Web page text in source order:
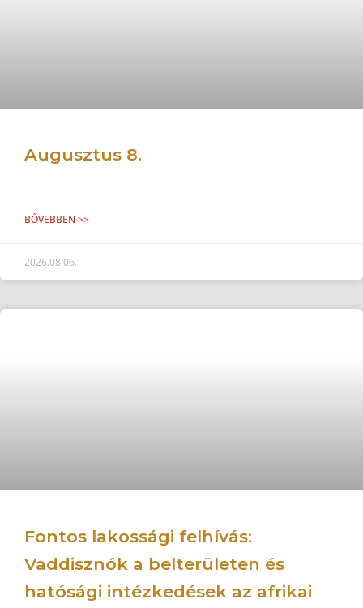
Augusztus 8.
BŐVEBBEN >>
2026.08.06.
Fontos lakossági felhívás:
Vaddisznók a belterületen és
hatósági intézkedések az afrikai